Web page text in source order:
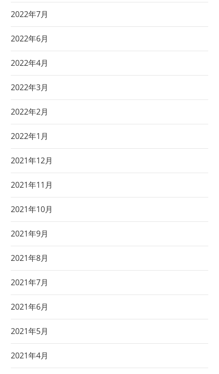
2022年7月
2022年6月
2022年4月
2022年3月
2022年2月
2022年1月
2021年12月
2021年11月
2021年10月
2021年9月
2021年8月
2021年7月
2021年6月
2021年5月
2021年4月